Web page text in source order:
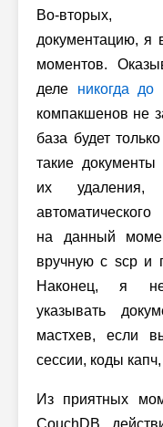
Во-вторых,
документацию, я
моментов.
деле никогда до
компакшенов не
база будет
такие
их
на данный
вручную с scp и
Наконец, я не
указывать
мастхев, если
сессии, коды
Из приятных